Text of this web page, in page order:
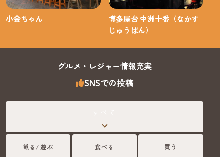
小金ちゃん
博多屋台 中洲十番（なかす
じゅうばん）
グルメ・レジャー情報充実
SNSでの投稿
観る/遊ぶ 食べる 買う